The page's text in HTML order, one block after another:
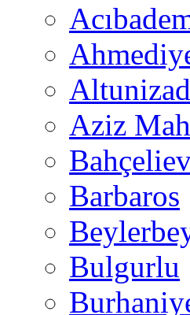
Aziz
Barbaros
Bulgurlu